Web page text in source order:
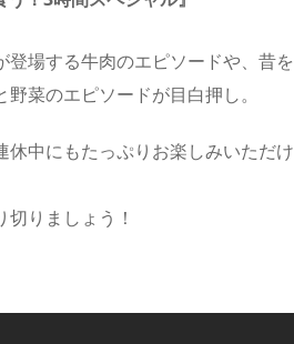
場する牛肉のエピソードや、昔を
菜のエピソードが目白押し。
中にもたっぷりお楽しみいただけ
りましょう！